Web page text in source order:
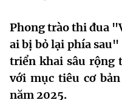
Chức năng nhiệm vụ
Cơ cấu tổ chức
Tin tức sự kiện
Khoa học và Công
Dịch vụ công
Hệ thống văn bản
Phong trào thi đua
ai bị bỏ lại phía
triển khai sâu rộng
với mục tiêu cơ
năm 2025.